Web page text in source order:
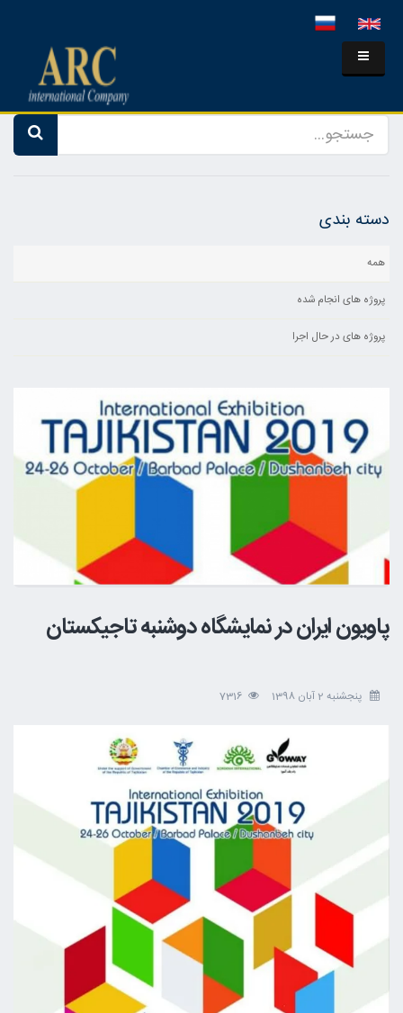
دسته بندی
همه
پروژه های انجام شده
پروژه های در حال اجرا
پاویون ایران در نمایشگاه دوشنبه تاجیکستان
پنجشنبه 2 آبان 1398